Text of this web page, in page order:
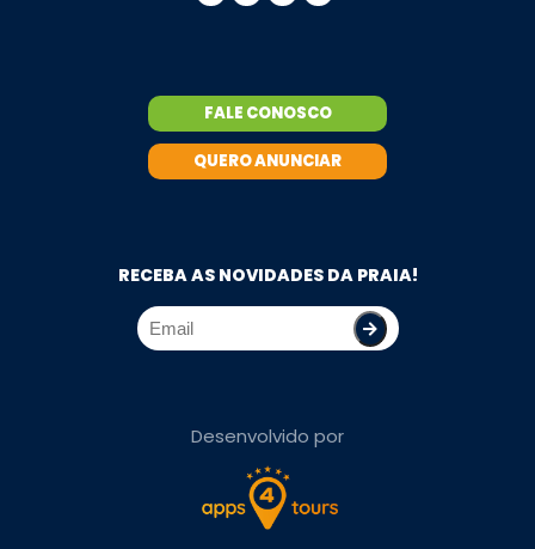
FALE CONOSCO
QUERO ANUNCIAR
RECEBA AS NOVIDADES DA PRAIA!
Desenvolvido por